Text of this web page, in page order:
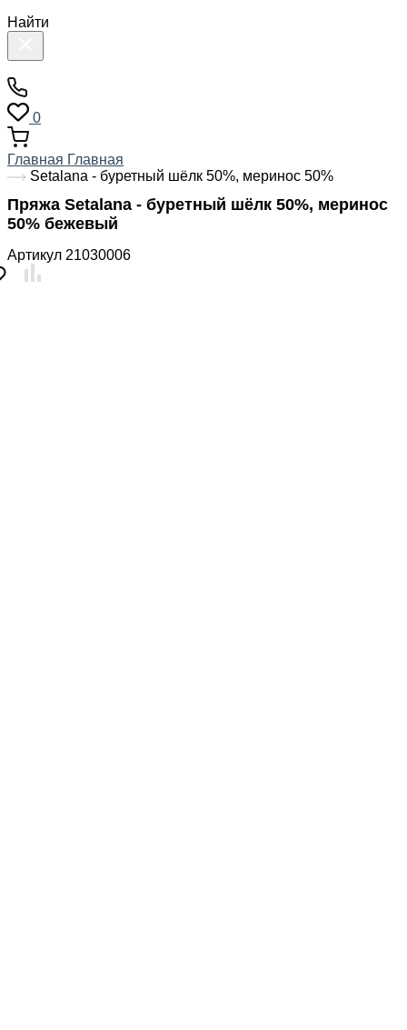
Найти
0
Главная Главная
Setalana - буретный шёлк 50%, меринос 50%
Пряжа Setalana - буретный шёлк 50%, меринос
50% бежевый
Артикул 21030006